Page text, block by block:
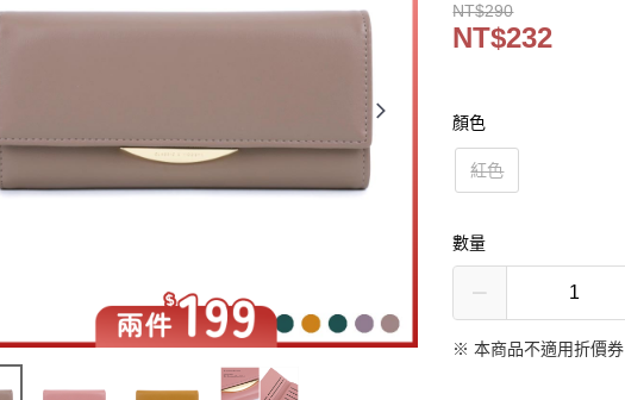
NT$290
NT$232
顏色
紅色
數量
※ 本商品不適用折價券